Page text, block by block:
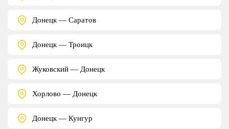
Донецк — Саратов
Донецк — Троицк
Жуковский — Донецк
Хорлово — Донецк
Донецк — Кунгур